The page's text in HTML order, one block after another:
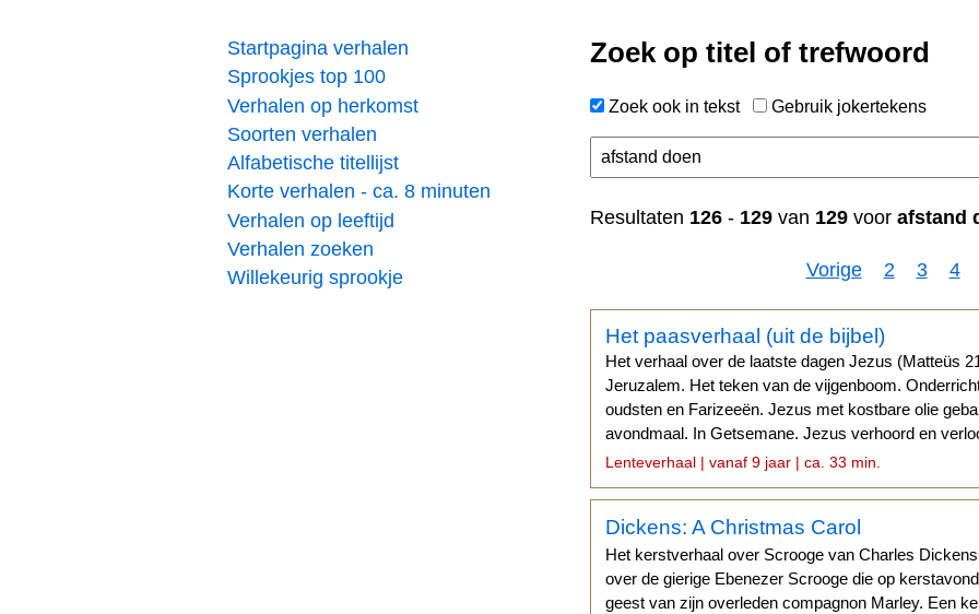
Startpagina verhalen
Sprookjes top 100
Verhalen op herkomst
Soorten verhalen
Alfabetische titellijst
Korte verhalen - ca. 8 minuten
Verhalen op leeftijd
Verhalen zoeken
Willekeurig sprookje
Zoek op titel of trefwoord
Zoek ook in tekst Gebruik jokertekens
Resultaten 126 - 129 van 129 voor afstand
Vorige 2 3 4
Het paasverhaal (uit de bijbel)
Het verhaal over de laatste dagen Jezus (Matteüs
Jeruzalem. Het teken van de vijgenboom.
oudsten en Farizeeën. Jezus met kostbare olie
avondmaal. In Getsemane. Jezus verhoord en
Pilatus. Kruisiging. Het graf.
Lenteverhaal | vanaf 9 jaar | ca. 33 min.
Dickens: A Christmas Carol
Het kerstverhaal over Scrooge van Charles
over de gierige Ebenezer Scrooge die op
geest van zijn overleden compagnon Marley. Een